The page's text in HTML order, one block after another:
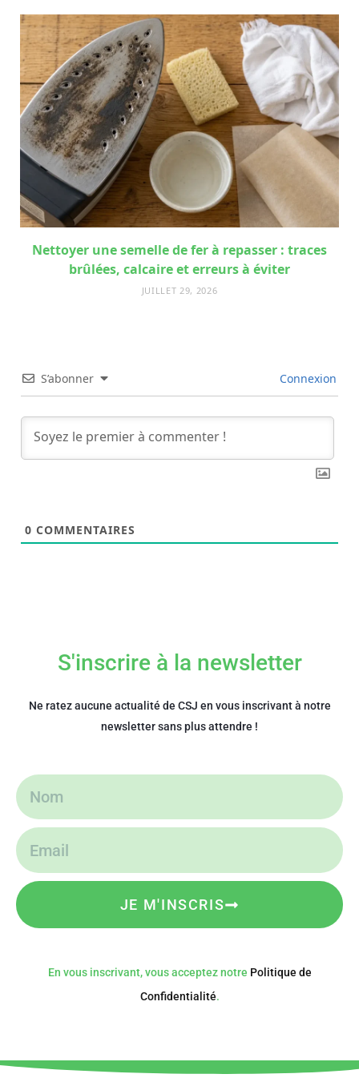
Nettoyer une semelle de fer à repasser : traces
brûlées, calcaire et erreurs à éviter
JUILLET 29, 2026
S’abonner Connexion
0 COMMENTAIRES
S'inscrire à la newsletter
Ne ratez aucune actualité de CSJ en vous inscrivant à notre
newsletter sans plus attendre !
JE M'INSCRIS
En vous inscrivant, vous acceptez notre Politique de
Confidentialité.